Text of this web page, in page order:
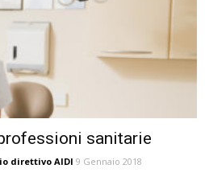
sanitarie
direttivo AIDI 9 Gennaio 2018